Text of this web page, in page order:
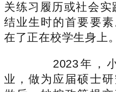
关练习履历或社会实
结业生时的首要要
在了正在校学生身上。
2023年，小
业，做为应届硕士